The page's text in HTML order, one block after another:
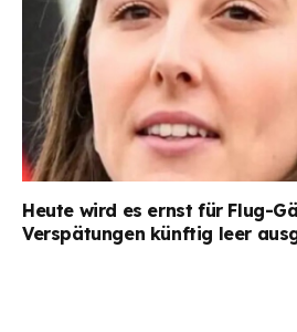
Heute wird es ernst für Flug-
Verspätungen künftig leer